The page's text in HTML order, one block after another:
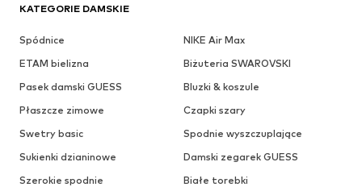
KATEGORIE DAMSKIE
Spódnice
NIKE Air Max
ETAM bielizna
Biżuteria SWAROVSKI
Pasek damski GUESS
Bluzki & koszule
Płaszcze zimowe
Czapki szary
Swetry basic
Spodnie wyszczuplające
Sukienki dzianinowe
Damski zegarek GUESS
Szerokie spodnie
Białe torebki